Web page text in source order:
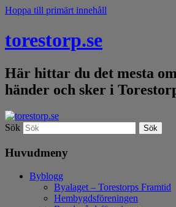
Hoppa till primärt innehåll
torestorp.se
Här hittar du det mesta
händer och sker i
Sök
Huvudmeny
Byblogg
Byalaget – Torestorps Framtid
Hembygdsföreningen